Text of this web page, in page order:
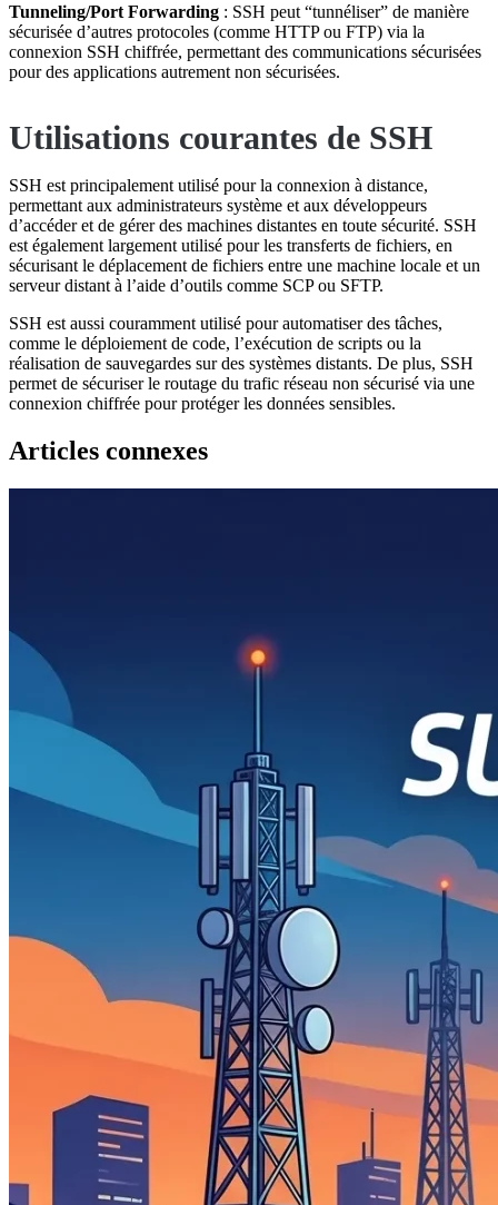
Tunneling/Port Forwarding : SSH peut “tunnéliser” de manière
sécurisée d’autres protocoles (comme HTTP ou FTP) via la
connexion SSH chiffrée, permettant des communications sécurisées
pour des applications autrement non sécurisées.
Utilisations courantes de SSH
SSH est principalement utilisé pour la connexion à distance,
permettant aux administrateurs système et aux développeurs
d’accéder et de gérer des machines distantes en toute sécurité. SSH
est également largement utilisé pour les transferts de fichiers, en
sécurisant le déplacement de fichiers entre une machine locale et un
serveur distant à l’aide d’outils comme SCP ou SFTP.
SSH est aussi couramment utilisé pour automatiser des tâches,
comme le déploiement de code, l’exécution de scripts ou la
réalisation de sauvegardes sur des systèmes distants. De plus, SSH
permet de sécuriser le routage du trafic réseau non sécurisé via une
connexion chiffrée pour protéger les données sensibles.
Articles connexes